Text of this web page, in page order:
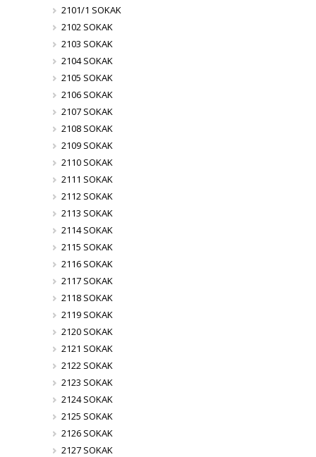
2101/1 SOKAK
2102 SOKAK
2103 SOKAK
2104 SOKAK
2105 SOKAK
2106 SOKAK
2107 SOKAK
2108 SOKAK
2109 SOKAK
2110 SOKAK
2111 SOKAK
2112 SOKAK
2113 SOKAK
2114 SOKAK
2115 SOKAK
2116 SOKAK
2117 SOKAK
2118 SOKAK
2119 SOKAK
2120 SOKAK
2121 SOKAK
2122 SOKAK
2123 SOKAK
2124 SOKAK
2125 SOKAK
2126 SOKAK
2127 SOKAK